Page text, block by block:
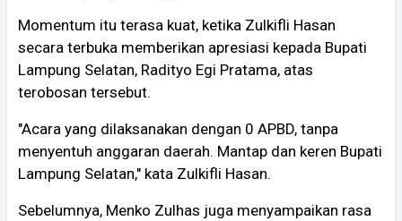
Momentum itu terasa kuat, ketika Zulkifli Hasan
secara terbuka memberikan apresiasi kepada Bupati
Lampung Selatan, Radityo Egi Pratama, atas
terobosan tersebut.
"Acara yang dilaksanakan dengan 0 APBD, tanpa
menyentuh anggaran daerah. Mantap dan keren Bupati
Lampung Selatan," kata Zulkifli Hasan.
Sebelumnya, Menko Zulhas juga menyampaikan rasa